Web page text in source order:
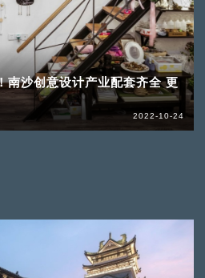
南沙创意设计产业配套齐全 更
2022-10-24